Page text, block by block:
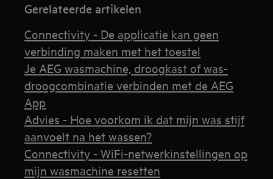
Gerelateerde artikelen
Connectivity - De applicatie kan geen
verbinding maken met het toestel
Je AEG wasmachine, droogkast of was-
droogcombinatie verbinden met de AEG
App
Advies - Hoe voorkom ik dat mijn was stijf
aanvoelt na het wassen?
Connectivity - WiFi-netwerkinstellingen op
mijn wasmachine resetten